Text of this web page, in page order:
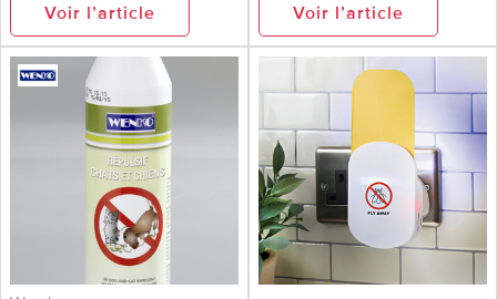
Voir l’article Voir l’article